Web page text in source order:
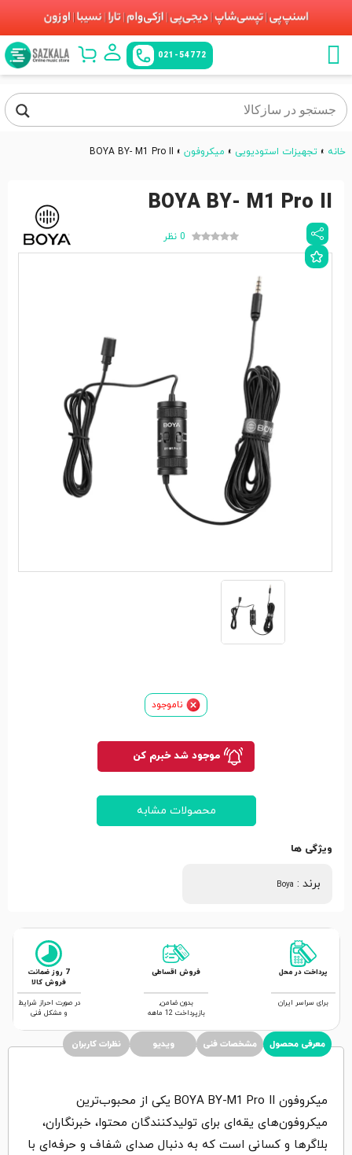
021-54772
خانه » تجهیزات استودیویی » میکروفون »
BOYA BY- M1 Pro II
BOYA BY- M1 Pro II
موجود شد خبرم کن
ناموجود
محصولات مشابه
ویژگی ها
برند :
Boya
0 نظر
پرداخت در محل
برای سراسر ایران
فروش اقساطی
بدون ضامن,
بازپرداخت 12 ماهه
7 روز ضمانت
فروش کالا
در صورت احراز شرایط
و مشکل فنی
معرفی محصول مشخصات فنی ویدیو نظرات کاربران
میکروفون BOYA BY-M1 Pro II یکی از محبوب‌ترین
میکروفون‌های یقه‌ای برای تولیدکنندگان محتوا، خبرنگاران،
بلاگرها و کسانی است که به دنبال صدای شفاف و حرفه‌ای با